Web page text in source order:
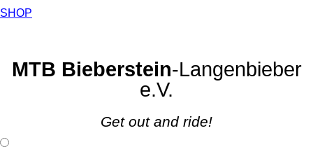
SHOP
MTB Bieberstein-Langenbieber
e.V.
Get out and ride!